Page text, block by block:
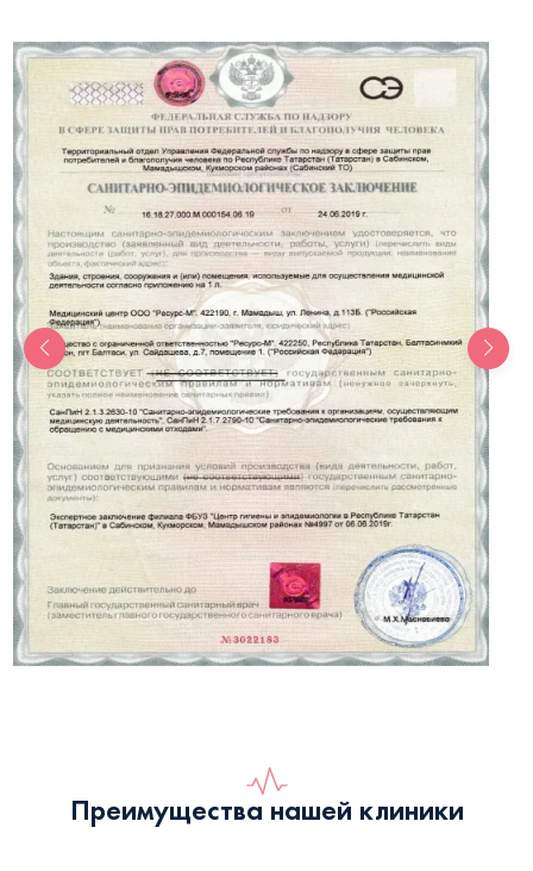
Преимущества нашей клиники